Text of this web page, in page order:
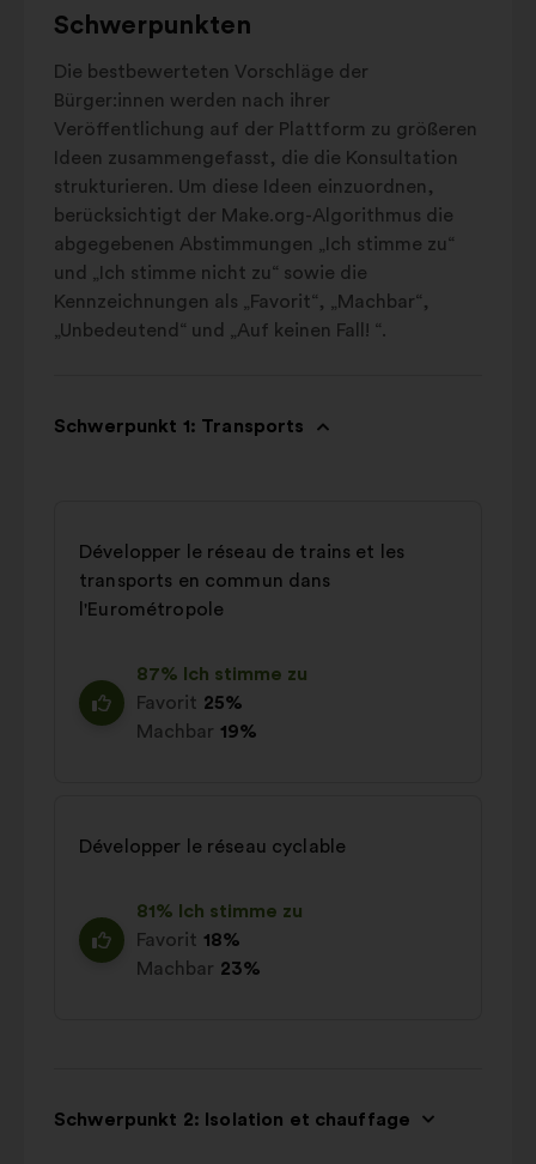
Schwerpunkten
Die bestbewerteten Vorschläge der
Bürger:innen werden nach ihrer
Veröffentlichung auf der Plattform zu größeren
Ideen zusammengefasst, die die Konsultation
strukturieren. Um diese Ideen einzuordnen,
berücksichtigt der Make.org-Algorithmus die
abgegebenen Abstimmungen „Ich stimme zu“
und „Ich stimme nicht zu“ sowie die
Kennzeichnungen als „Favorit“, „Machbar“,
„Unbedeutend“ und „Auf keinen Fall! “.
Schwerpunkt 1: Transports
Développer le réseau de trains et les
transports en commun dans
l'Eurométropole
87% Ich stimme zu
Favorit 25%
Machbar 19%
Développer le réseau cyclable
81% Ich stimme zu
Favorit 18%
Machbar 23%
Schwerpunkt 2: Isolation et chauffage